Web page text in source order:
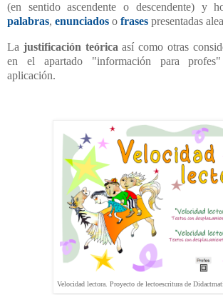
(en sentido ascendente o descendente) y
palabras, enunciados o frases presentadas
La justificación teórica así como otras
en el apartado "información para
aplicación.
Velocidad lectora. Proyecto de lectoescritura de